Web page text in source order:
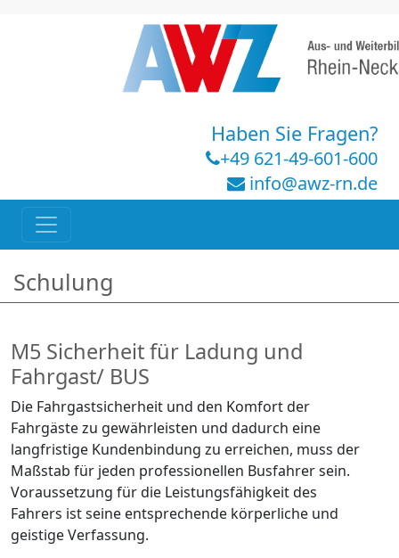
Haben Sie Fragen?
+49 621-49-601-600
info@awz-rn.de
Schulung
M5 Sicherheit für Ladung und
Fahrgast/ BUS
Die Fahrgastsicherheit und den Komfort der
Fahrgäste zu gewährleisten und dadurch eine
langfristige Kundenbindung zu erreichen, muss der
Maßstab für jeden professionellen Busfahrer sein.
Voraussetzung für die Leistungsfähigkeit des
Fahrers ist seine entsprechende körperliche und
geistige Verfassung.